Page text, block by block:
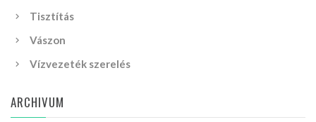
Tisztítás
Vászon
Vízvezeték szerelés
ARCHIVUM